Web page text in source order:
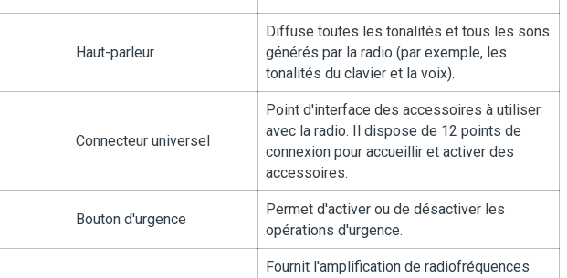
Haut-parleur
Diffuse toutes les tonalités et tous les sons
générés par la radio (par exemple, les
tonalités du clavier et la voix).
Connecteur universel
Point d'interface des accessoires à utiliser
avec la radio. Il dispose de 12 points de
connexion pour accueillir et activer des
accessoires.
Bouton d'urgence
Permet d'activer ou de désactiver les
opérations d'urgence.
Fournit l'amplification de radiofréquences